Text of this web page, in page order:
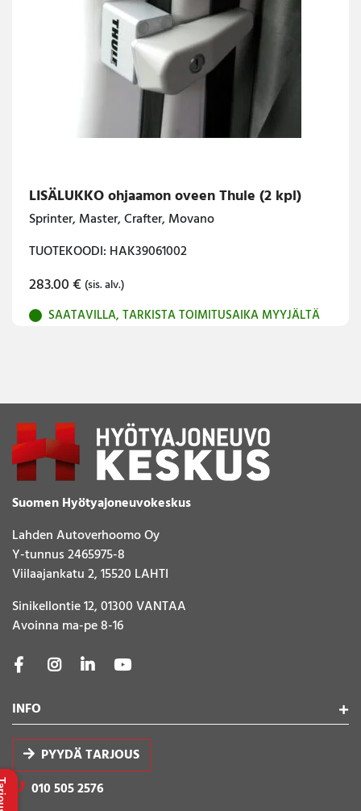
LISÄLUKKO ohjaamon oveen Thule (2 kpl)
Sprinter, Master, Crafter, Movano
TUOTEKOODI: HAK39061002
283.00€ (sis. alv.)
SAATAVILLA, TARKISTA TOIMITUSAIKA MYYJÄLTÄ
Suomen Hyötyajoneuvokeskus
Lahden Autoverhoomo Oy
Y-tunnus 2465975-8
Viilaajankatu 2, 15520 LAHTI
Sinikellontie 12, 01300 VANTAA
Avoinna ma-pe 8-16
INFO
PYYDÄ TARJOUS
010 505 2576